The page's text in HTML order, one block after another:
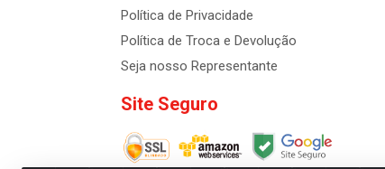
Política de Privacidade
Política de Troca e Devolução
Seja nosso Representante
Site Seguro